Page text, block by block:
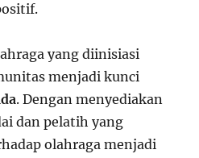
yang diinisiasi
menjadi kunci
. Dengan menyediakan
dan pelatih yang
olahraga menjadi